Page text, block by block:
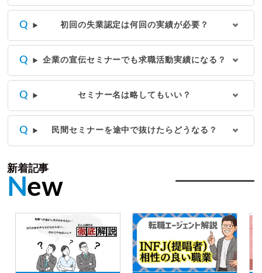
初回の失業認定は何回の実績が必要？
企業の宣伝セミナーでも求職活動実績になる？
セミナー名は略してもいい？
民間セミナーを途中で抜けたらどうなる？
新着記事
New